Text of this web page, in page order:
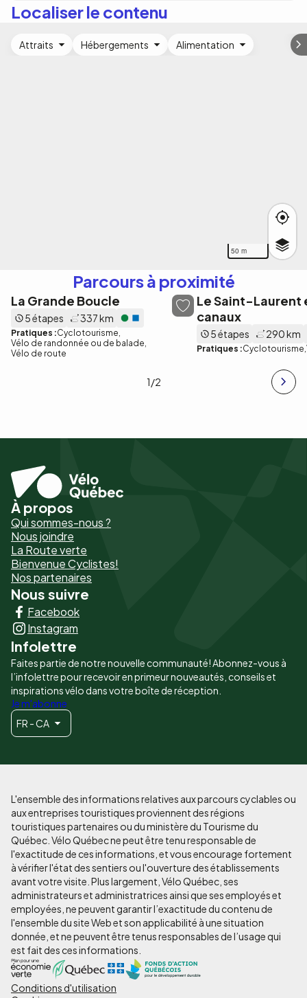
Localiser le contenu
50 m
Attraits Hébergements Alimentation
Parcours à proximité
La Grande Boucle
5 étapes 337 km
Pratiques :Cyclotourisme
Vélo de randonnée ou de balade
Vélo de route
Le Saint-Laurent
canaux
5 étapes 290 km
Pratiques :Cyclotourisme
1/2
Pied
de
page
-
Liens
principaux
À propos
Qui sommes-nous ?
Nous joindre
La Route verte
Bienvenue Cyclistes!
Nos partenaires
Nous suivre
Facebook
Instagram
Infolettre
Faites partie de notre nouvelle communauté! Abonnez-vous à
l’infolettre pour recevoir en primeur nouveautés, conseils et
inspirations vélo dans votre boîte de réception.
Je m'abonne
FR - CA
L'ensemble des informations relatives aux parcours cyclables ou
aux entreprises touristiques proviennent des régions
touristiques partenaires ou du ministère du Tourisme du
Québec. Vélo Québec ne peut être tenu responsable de
l'exactitude de ces informations, et vous encourage fortement
à vérifier l'état des sentiers ou l'ouverture des établissements
avant votre visite. Plus largement, Vélo Québec, ses
administrateurs et administratrices ainsi que ses employés et
employées, ne peuvent garantir l’exactitude du contenu de
l'ensemble du site Web et son applicabilité à une situation
donnée, et ne peuvent être tenus responsables de l’usage qui
est fait des ces informations.
Pied
Conditions d'utilisation